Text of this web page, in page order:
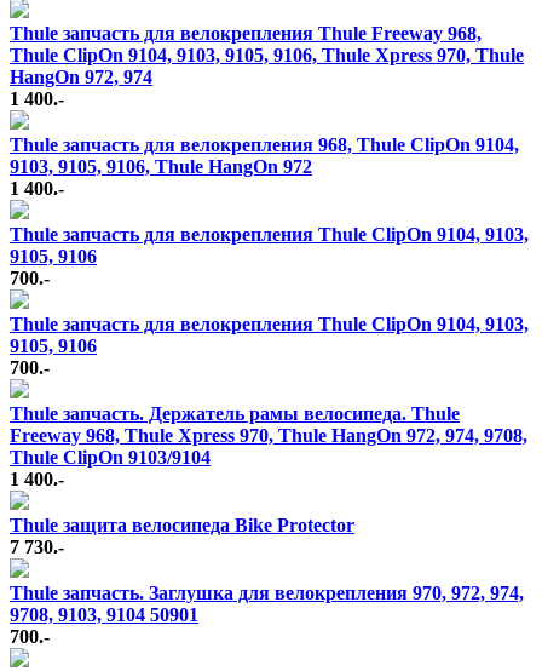
Thule запчасть для велокрепления Thule Freeway 968,
Thule ClipOn 9104, 9103, 9105, 9106, Thule Xpress 970, Thule
HangOn 972, 974
1 400.-
Thule запчасть для велокрепления 968, Thule ClipOn 9104,
9103, 9105, 9106, Thule HangOn 972
1 400.-
Thule запчасть для велокрепления Thule ClipOn 9104, 9103,
9105, 9106
700.-
Thule запчасть для велокрепления Thule ClipOn 9104, 9103,
9105, 9106
700.-
Thule запчасть. Держатель рамы велосипеда. Thule
Freeway 968, Thule Xpress 970, Thule HangOn 972, 974, 9708,
Thule ClipOn 9103/9104
1 400.-
Thule защита велосипеда Bike Protector
7 730.-
Thule запчасть. Заглушка для велокрепления 970, 972, 974,
9708, 9103, 9104 50901
700.-